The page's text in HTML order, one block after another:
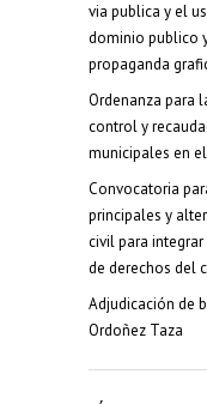
via publica y el
dominio publico
propaganda
Ordenanza para
control y
municipales en
Convocatoria
principales y
civil para
de derechos del
Adjudicación de
Ordoñez Taza